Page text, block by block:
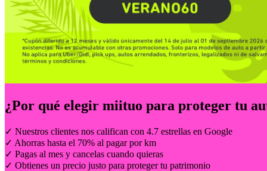
¿Por qué elegir miituo para proteger tu
✓ Nuestros clientes nos califican con 4.7 estrellas en Google
✓ Ahorras hasta el 70% al pagar por km
✓ Pagas al mes y cancelas cuando quieras
✓ Obtienes un precio justo para proteger tu patrimonio